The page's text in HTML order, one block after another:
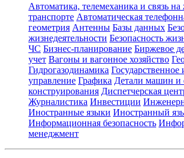
Автоматика, телемеханика и связь
транспорте Автоматическая
геометрия Антенны Базы данных
жизнедеятельности Безопасность
ЧС Бизнес-планирование Биржевое
учет Вагоны и вагонное хозяйство
Гидрогазодинамика
управление Графика Детали машин и
конструирования Диспетчерская
Журналистика Инвестиции
Иностранные языки Иностранный
Информационная безопасность
менеджмент